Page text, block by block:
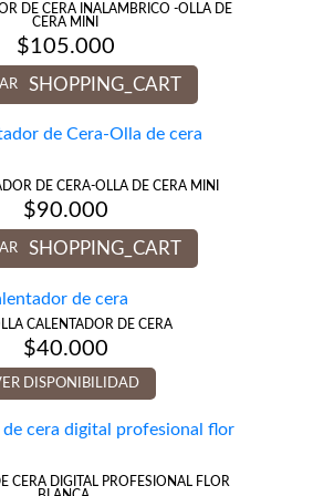
DE CERA INALAMBRICO -OLLA DE
CERA MINI
$105.000
SHOPPING_CART
DE CERA-OLLA DE CERA MINI
$90.000
SHOPPING_CART
CALENTADOR DE CERA
$40.000
DISPONIBILIDAD
CERA DIGITAL PROFESIONAL FLOR